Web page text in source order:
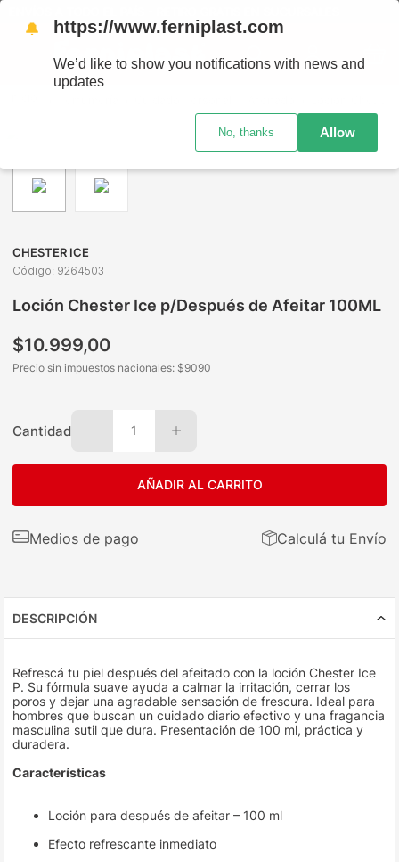
CHESTER ICE
Código: 9264503
Loción Chester Ice p/Después de Afeitar 100ML
$10.999,00
Precio sin impuestos nacionales: $9090
Cantidad 1
AÑADIR AL CARRITO
Medios de pago Calculá tu Envío
DESCRIPCIÓN
Refrescá tu piel después del afeitado con la loción Chester Ice
P. Su fórmula suave ayuda a calmar la irritación, cerrar los
poros y dejar una agradable sensación de frescura. Ideal para
hombres que buscan un cuidado diario efectivo y una fragancia
masculina sutil que dura. Presentación de 100 ml, práctica y
duradera.
Características
Loción para después de afeitar – 100 ml
Efecto refrescante inmediato
🔔 https://www.ferniplast.com
We’d like to show you notifications with news and
updates
No, thanks Allow